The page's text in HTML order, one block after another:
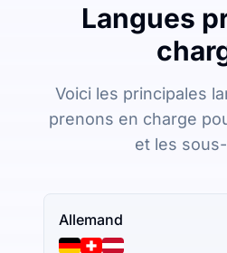
Langues
Voici les principales
prenons en charge
et les
Allemand